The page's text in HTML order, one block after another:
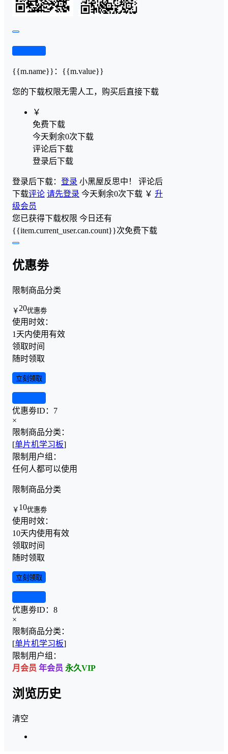
{{m.name}} ： {{m.value}}
您的下载权限无需人工，购买后直接下载
￥
免费下载
今天剩余0次下载
评论后下载
登录后下载
登录后下载： 登录 小黑屋反思中！ 评论后
下载评论 请先登录 今天剩余0次下载 ￥ 升
级会员
您已获得下载权限 今日还有
{{item.current_user.can.count}}次免费下载
优惠劵
限制商品分类
￥ 20优惠劵
使用时效：
1天内使用有效
领取时间
随时领取
立刻领取
优惠劵ID： 7
×
限制商品分类：
[单片机学习板]
限制用户组：
任何人都可以使用
限制商品分类
￥ 10优惠劵
使用时效：
10天内使用有效
领取时间
随时领取
立刻领取
优惠劵ID： 8
×
限制商品分类：
[单片机学习板]
限制用户组：
月会员 年会员 永久VIP
浏览历史
清空